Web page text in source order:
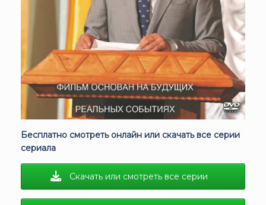
Бесплатно смотреть онлайн или скачать все серии
сериала
Скачать или смотреть все серии